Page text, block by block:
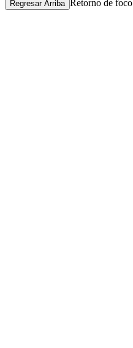
Regresar Arriba Retorno de foco